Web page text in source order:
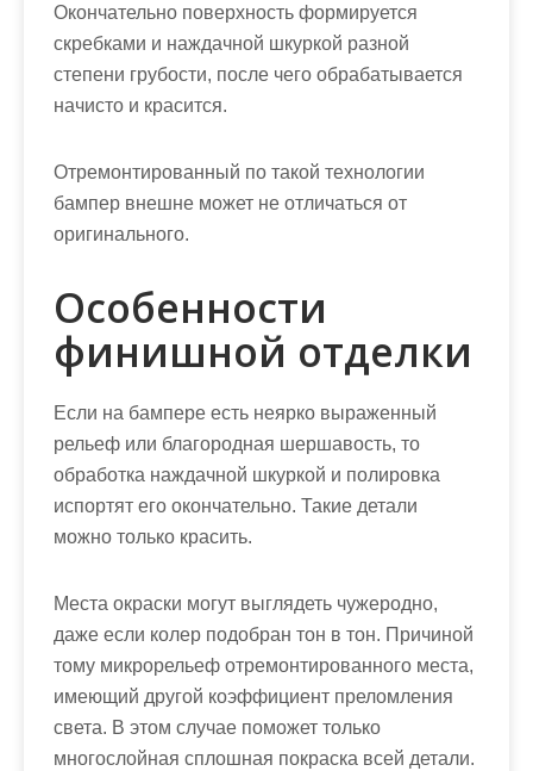
Окончательно поверхность формируется
скребками и наждачной шкуркой разной
степени грубости, после чего обрабатывается
начисто и красится.
Отремонтированный по такой технологии
бампер внешне может не отличаться от
оригинального.
Особенности
финишной отделки
Если на бампере есть неярко выраженный
рельеф или благородная шершавость, то
обработка наждачной шкуркой и полировка
испортят его окончательно. Такие детали
можно только красить.
Места окраски могут выглядеть чужеродно,
даже если колер подобран тон в тон. Причиной
тому микрорельеф отремонтированного места,
имеющий другой коэффициент преломления
света. В этом случае поможет только
многослойная сплошная покраска всей детали.